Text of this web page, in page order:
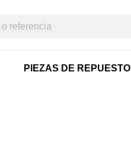
PIEZAS DE REPUESTO